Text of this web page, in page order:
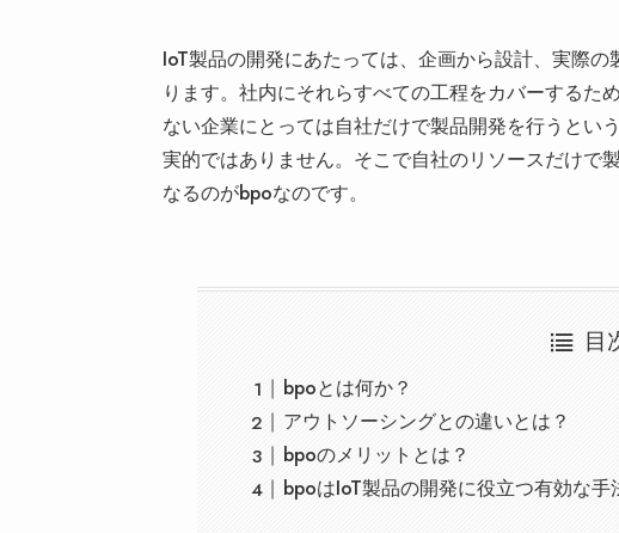
IoT製品の開発にあたっては、企画から設計、実際
ります。社内にそれらすべての工程をカバーするた
ない企業にとっては自社だけで製品開発を行うとい
実的ではありません。そこで自社のリソースだけで
なるのがbpoなのです。
目
bpoとは何か？
アウトソーシングとの違いとは？
bpoのメリットとは？
bpoはIoT製品の開発に役立つ有効な手